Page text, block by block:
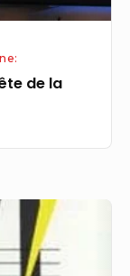
de la